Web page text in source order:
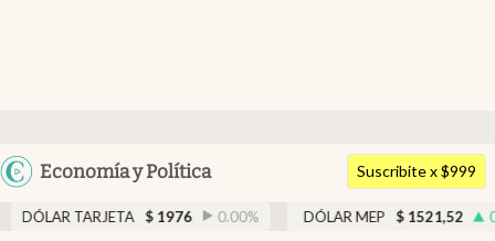
Argentina
Economía y Política
Members
Economía y Política
Suscribite x $999
$ 1976 0.00% DÓLAR MEP $ 1521,52 0.23%